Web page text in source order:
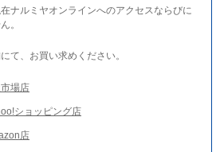
ナルミヤオンラインへのアクセスならびに
。
て、お買い求めください。
場店
ショッピング店
店